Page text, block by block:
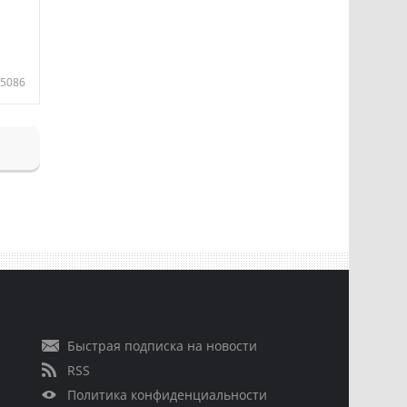
5086
Быстрая подписка на новости
RSS
Политика конфиденциальности